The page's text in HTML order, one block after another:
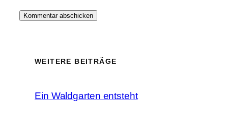
WEITERE BEITRÄGE
Ein Waldgarten entsteht